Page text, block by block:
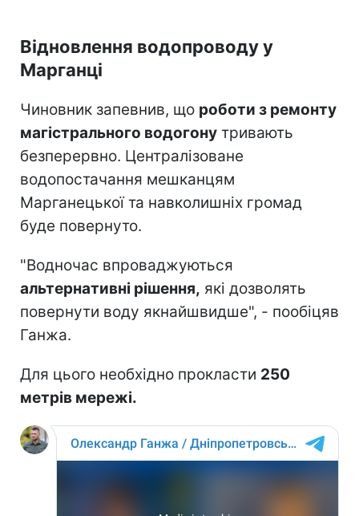
Відновлення водопроводу у
Марганці
Чиновник запевнив, що роботи з ремонту
магістрального водогону тривають
безперервно. Централізоване
водопостачання мешканцям
Марганецької та навколишніх громад
буде повернуто.
"Водночас впроваджуються
альтернативні рішення, які дозволять
повернути воду якнайшвидше", - пообіцяв
Ганжа.
Для цього необхідно прокласти 250
метрів мережі.